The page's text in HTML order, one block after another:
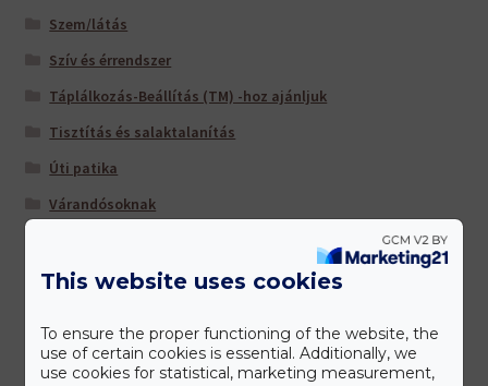
Szem/látás
Szív és érrendszer
Táplálkozás-Beállítás (TM) -hoz ajánljuk
Tisztítás és salaktalanítás
Úti patika
Várandósoknak
Gyártóink
This website uses cookies
To ensure the proper functioning of the website, the
use of certain cookies is essential. Additionally, we
use cookies for statistical, marketing measurement,